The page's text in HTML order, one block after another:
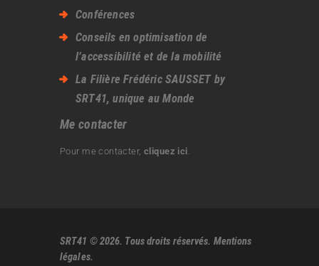
Conférences
Conseils en optimisation de
l’accessibilité et de la mobilité
La Filière Frédéric SAUSSET by
SRT41, unique au Monde
Me contacter
Pour me contacter, cliquez ici
SRT41 © 2026. Tous droits réservés. Mentions
légales.